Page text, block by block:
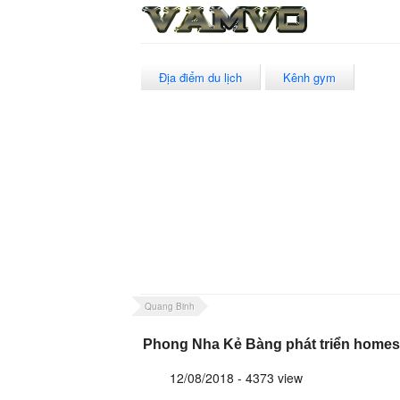
Địa điểm du lịch Kênh gym
Quang Binh
Phong Nha Kẻ Bàng phát triển
12/08/2018 - 4373 view